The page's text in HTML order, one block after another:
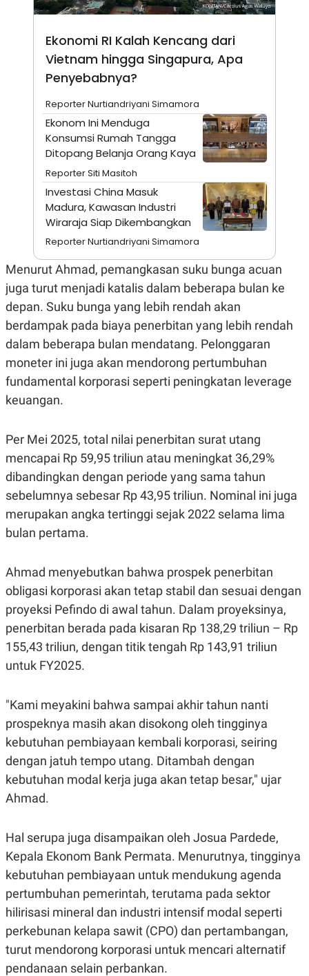
KANAL
P
U
S
A
D
T
A
I
M
A
G
S
K
O
A
T
V
L
U
JARINGAN
N
T
A
A
A
D
E
M
S
S
E
E
A
S
E
A
N
G
G
A
N
A
N
T
K
I
N
E
R
J
A
E
M
E
E
P
A
P
R
A
D
V
E
T
I
S
I
Ekonomi RI Kalah Kencang dari
Vietnam hingga Singapura, Apa
Penyebabnya?
Reporter Nurtiandriyani Simamora
Ekonom Ini Menduga
Konsumsi Rumah Tangga
Ditopang Belanja Orang Kaya
Reporter Siti Masitoh
Investasi China Masuk
Madura, Kawasan Industri
Wiraraja Siap Dikembangkan
Reporter Nurtiandriyani Simamora
Menurut Ahmad, pemangkasan suku bunga acuan
juga turut menjadi katalis dalam beberapa bulan ke
depan. Suku bunga yang lebih rendah akan
berdampak pada biaya penerbitan yang lebih rendah
dalam beberapa bulan mendatang. Pelonggaran
moneter ini juga akan mendorong pertumbuhan
fundamental korporasi seperti peningkatan leverage
keuangan.
Per Mei 2025, total nilai penerbitan surat utang
mencapai Rp 59,95 triliun atau meningkat 36,29%
dibandingkan dengan periode yang sama tahun
sebelumnya sebesar Rp 43,95 triliun. Nominal ini juga
merupakan angka tertinggi sejak 2022 selama lima
bulan pertama.
Ahmad menyebutkan bahwa prospek penerbitan
obligasi korporasi akan tetap stabil dan sesuai dengan
proyeksi Pefindo di awal tahun. Dalam proyeksinya,
penerbitan berada pada kisaran Rp 138,29 triliun – Rp
155,43 triliun, dengan titik tengah Rp 143,91 triliun
untuk FY2025.
"Kami meyakini bahwa sampai akhir tahun nanti
prospeknya masih akan disokong oleh tingginya
kebutuhan pembiayaan kembali korporasi, seiring
dengan jatuh tempo utang. Ditambah dengan
kebutuhan modal kerja juga akan tetap besar," ujar
Ahmad.
Hal serupa juga disampaikan oleh Josua Pardede,
Kepala Ekonom Bank Permata. Menurutnya, tingginya
kebutuhan pembiayaan untuk mendukung agenda
pertumbuhan pemerintah, terutama pada sektor
hilirisasi mineral dan industri intensif modal seperti
perkebunan kelapa sawit (CPO) dan pertambangan,
turut mendorong korporasi untuk mencari alternatif
pendanaan selain perbankan.